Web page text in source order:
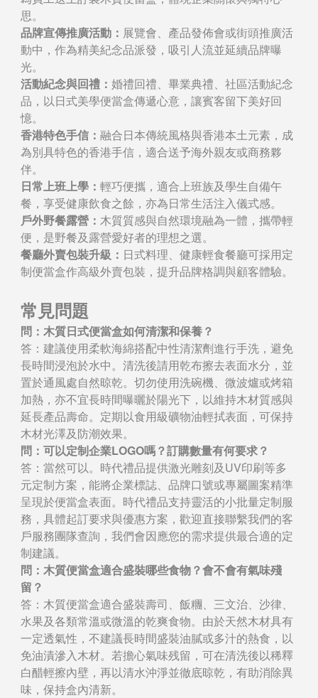
思。
品牌宣傳推廣活動： 展覽會、產品發佈會或街頭推廣活
動中，作為精美紀念品派發，吸引人流並延續品牌曝
光。
活動紀念與回禮： 婚禮回禮、畢業典禮、社區活動紀念
品，以日式美學便當盒傳遞心意，讓賓客留下美好回
憶。
香港特色手信： 融合日本傳統風格與香港本土元素，成
為別具特色的香港手信，適合送予海外親友或商務夥
伴。
日常上班上學： 輕巧便攜，適合上班族及學生自備午
餐，享受健康飲食之餘，亦為日常生活注入儀式感。
戶外野餐露營： 木質質感與自然環境融為一體，攜帶輕
便，是野餐及露營愛好者的理想之選。
餐廳外賣包裝升級： 日式料理、健康輕食餐廳可採用定
制便當盒作高級外賣包裝，提升品牌格調與顧客體驗。
常見問題
問：木質日式便當盒如何清潔和保養？
答：建議使用柔軟海綿搭配中性清潔劑進行手洗，避免
長時間浸泡於水中。清洗後請用乾布擦去表面水分，並
置於通風處自然晾乾。切勿使用洗碗機、微波爐或烤箱
加熱，亦不宜長時間曝曬於陽光下，以維持木材質感與
延長產品壽命。定期以食用級礦物油輕拭表面，可保持
木材光澤及防潮效果。
問：可以定制企業LOGO嗎？訂購數量有何要求？
答：當然可以。時代禮品提供激光雕刻及UV印刷等多
元定制方案，能將企業標誌、品牌口號或專屬圖案精準
呈現於便當盒表面。時代禮品支持靈活的小批量定制服
務，具體起訂要求與優惠方案，歡迎直接聯繫我們的客
戶服務團隊查詢，我們會因應您的需求提供最合適的定
制建議。
問：木質便當盒適合盛裝哪些食物？會不會有氣味殘
留？
答：木質便當盒適合盛裝壽司、飯糰、三文治、沙律、
水果及各類常溫或微溫的乾爽食物。由於天然木材具有
一定透氣性，不建議長時間盛裝油膩或多汁的熱食，以
免油漬滲入木材。若擔心氣味残留，可在清洗後以稀釋
白醋輕擦內壁，再以清水沖淨並徹底晾乾，有助消除異
味，保持盒內清新。